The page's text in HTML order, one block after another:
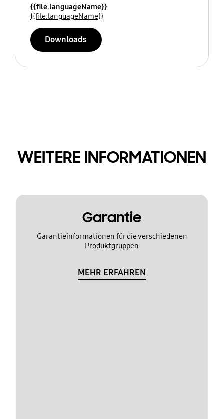
{{file.languageName}}
{{file.languageName}}
Downloads
WEITERE INFORMATIONEN
Garantie
Garantieinformationen für die verschiedenen
Produktgruppen
MEHR ERFAHREN